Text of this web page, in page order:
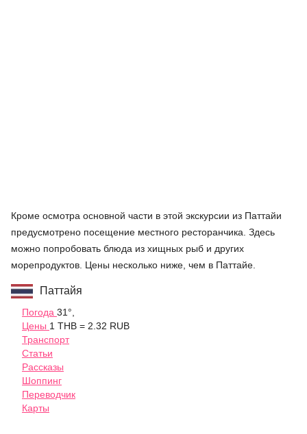
Кроме осмотра основной части в этой экскурсии из Паттайи
предусмотрено посещение местного ресторанчика. Здесь
можно попробовать блюда из хищных рыб и других
морепродуктов. Цены несколько ниже, чем в Паттайе.
Паттайя
Погода 31°,
Цены 1 THB = 2.32 RUB
Транспорт
Статьи
Рассказы
Шоппинг
Переводчик
Карты